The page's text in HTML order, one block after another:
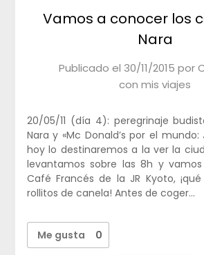
Vamos a conocer los
Nara
Publicado el 30/11/2015 por
con mis viajes
20/05/11 (día 4): peregrinaje
Nara y «Mc Donald’s por el mundo:
hoy lo destinaremos a la ver la
levantamos sobre las 8h y
Café Francés de la JR Kyoto,
rollitos de canela! Antes de coger…
Me gusta 0